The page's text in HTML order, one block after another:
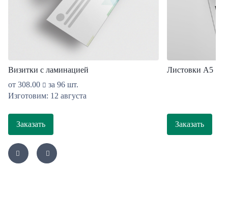
Визитки с ламинацией
от 308.00
за 96 шт.
Изготовим: 12 августа
Заказать
Листовки А5
Заказать